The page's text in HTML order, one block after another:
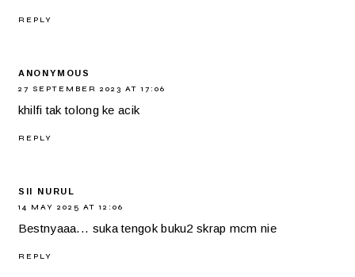
REPLY
ANONYMOUS
27 SEPTEMBER 2023 AT 17:06
khilfi tak tolong ke acik
REPLY
SII NURUL
14 MAY 2025 AT 12:06
Bestnyaaa... suka tengok buku2 skrap mcm nie
REPLY